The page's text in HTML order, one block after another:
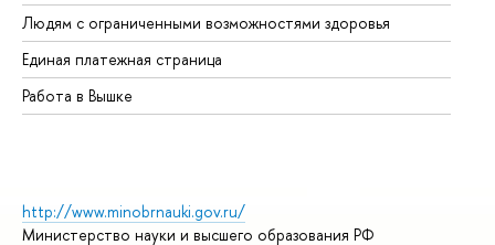
Людям с ограниченными возможностями здоровья
Единая платежная страница
Работа в Вышке
http://www.minobrnauki.gov.ru/
Министерство науки и высшего образования РФ